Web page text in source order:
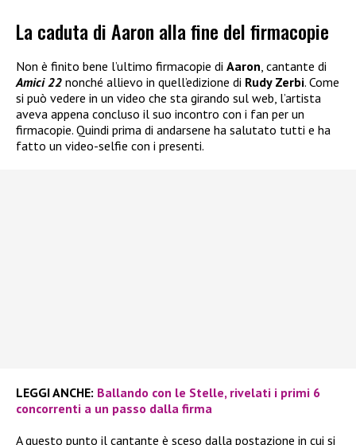
La caduta di Aaron alla fine del firmacopie
Non è finito bene l’ultimo firmacopie di Aaron, cantante di
Amici 22 nonché allievo in quell’edizione di Rudy Zerbi. Come
si può vedere in un video che sta girando sul web, l’artista
aveva appena concluso il suo incontro con i fan per un
firmacopie. Quindi prima di andarsene ha salutato tutti e ha
fatto un video-selfie con i presenti.
LEGGI ANCHE: Ballando con le Stelle, rivelati i primi 6
concorrenti a un passo dalla firma
A questo punto il cantante è sceso dalla postazione in cui si